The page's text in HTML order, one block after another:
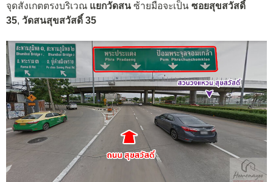
จุดสังเกตตรงบริเวณ แยกวัดสน ซ้ายมือจะเป็น ซอยสุขสวัสดิ์
35, วัดสนสุขสวัสดิ์ 35